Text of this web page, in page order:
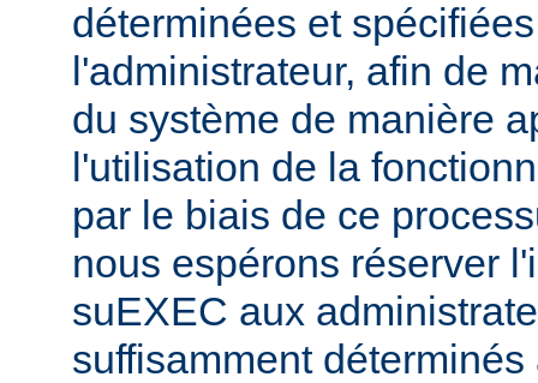
déterminées et
l'administrateur, afin de
du système de manière
l'utilisation de la
par le biais de ce
nous espérons réserver
suEXEC aux
suffisamment